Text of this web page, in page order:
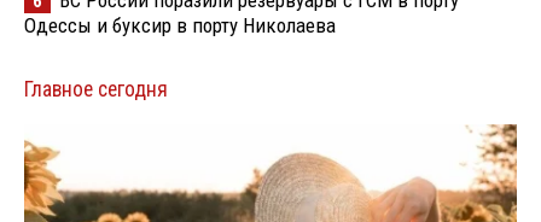
Одессы и буксир в порту Николаева
Главное сегодня